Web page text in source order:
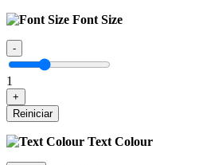
Font Size
-
1
+
Reiniciar
Text Colour